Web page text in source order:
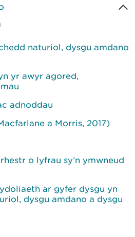
naturiol, dysgu amdano
yr awyr agored,
adnoddau
a Morris, 2017)
o lyfrau sy’n ymwneud
ar gyfer dysgu yn
dysgu amdano a dysgu